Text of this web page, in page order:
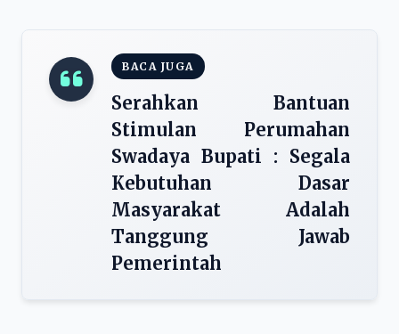
BACA JUGA
Serahkan Bantuan
Stimulan Perumahan
Swadaya Bupati : Segala
Kebutuhan Dasar
Masyarakat Adalah
Tanggung Jawab
Pemerintah